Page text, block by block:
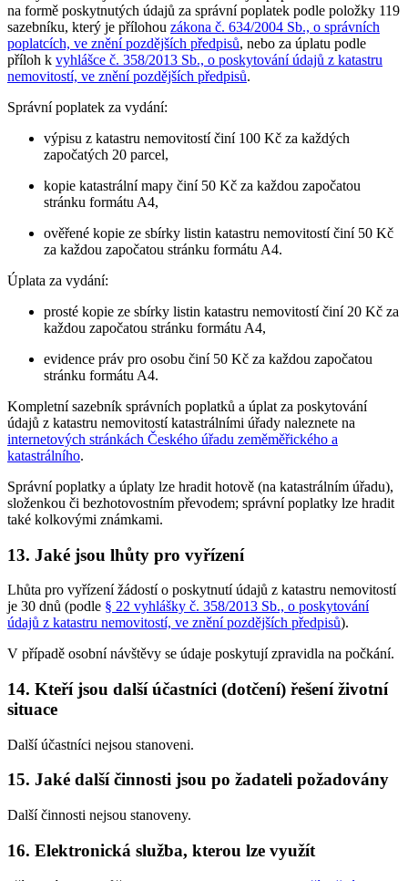
na formě poskytnutých údajů za správní poplatek podle položky 119
sazebníku, který je přílohou zákona č. 634/2004 Sb., o správních
poplatcích, ve znění pozdějších předpisů, nebo za úplatu podle
příloh k vyhlášce č. 358/2013 Sb., o poskytování údajů z katastru
nemovitostí, ve znění pozdějších předpisů.
Správní poplatek za vydání:
výpisu z katastru nemovitostí činí 100 Kč za každých
započatých 20 parcel,
kopie katastrální mapy činí 50 Kč za každou započatou
stránku formátu A4,
ověřené kopie ze sbírky listin katastru nemovitostí činí 50 Kč
za každou započatou stránku formátu A4.
Úplata za vydání:
prosté kopie ze sbírky listin katastru nemovitostí činí 20 Kč za
každou započatou stránku formátu A4,
evidence práv pro osobu činí 50 Kč za každou započatou
stránku formátu A4.
Kompletní sazebník správních poplatků a úplat za poskytování
údajů z katastru nemovitostí katastrálními úřady naleznete na
internetových stránkách Českého úřadu zeměměřického a
katastrálního.
Správní poplatky a úplaty lze hradit hotově (na katastrálním úřadu),
složenkou či bezhotovostním převodem; správní poplatky lze hradit
také kolkovými známkami.
13. Jaké jsou lhůty pro vyřízení
Lhůta pro vyřízení žádostí o poskytnutí údajů z katastru nemovitostí
je 30 dnů (podle § 22 vyhlášky č. 358/2013 Sb., o poskytování
údajů z katastru nemovitostí, ve znění pozdějších předpisů).
V případě osobní návštěvy se údaje poskytují zpravidla na počkání.
14. Kteří jsou další účastníci (dotčení) řešení životní
situace
Další účastníci nejsou stanoveni.
15. Jaké další činnosti jsou po žadateli požadovány
Další činnosti nejsou stanoveny.
16. Elektronická služba, kterou lze využít